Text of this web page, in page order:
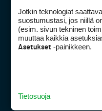
DSA
(digi)
Jotkin teknologiat
suostumustasi, jos niillä
(esim. sivun tekninen
muuttaa kaikkia
Asetukset -painikkeen.
Tietosuoja